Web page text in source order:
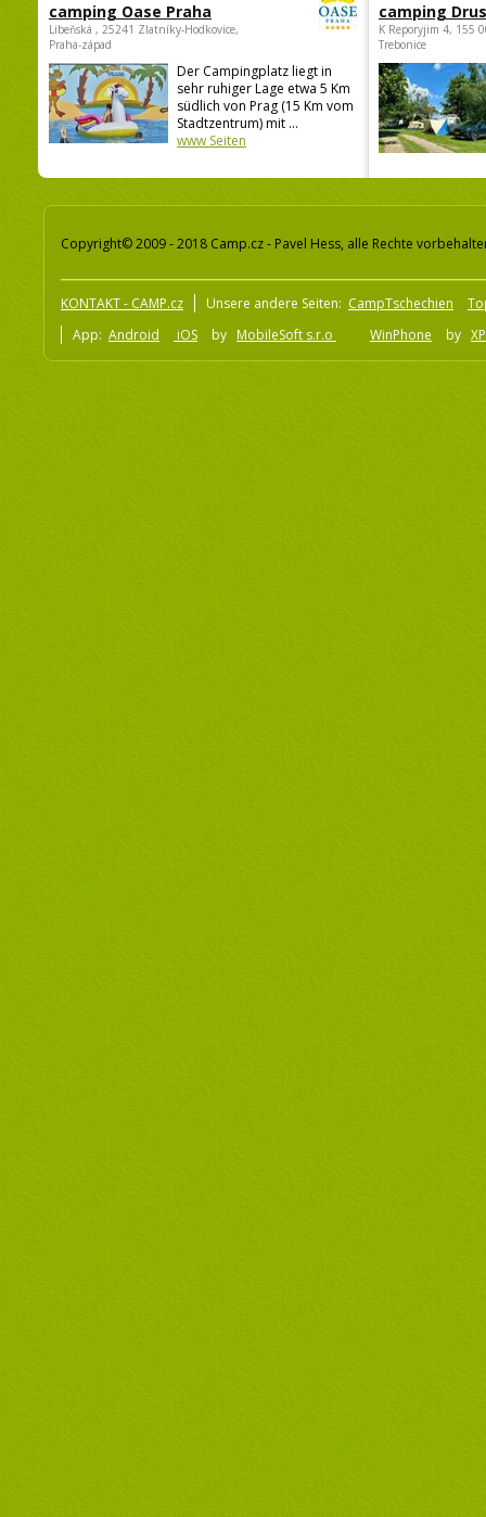
camping Oase Praha
Libeňská , 25241 Zlatníky-Hodkovice,
Praha-západ
Der Campingplatz liegt in
sehr ruhiger Lage etwa 5 Km
südlich von Prag (15 Km vom
Stadtzentrum) mit ...
www Seiten
camping
K Reporyjim 4, 155
Trebonice
Copyright© 2009 - 2018 Camp.cz - Pavel Hess, alle Rechte
KONTAKT - CAMP.cz Unsere andere Seiten: CampTschechien
App: Android iOS by MobileSoft s.r.o WinPhone by